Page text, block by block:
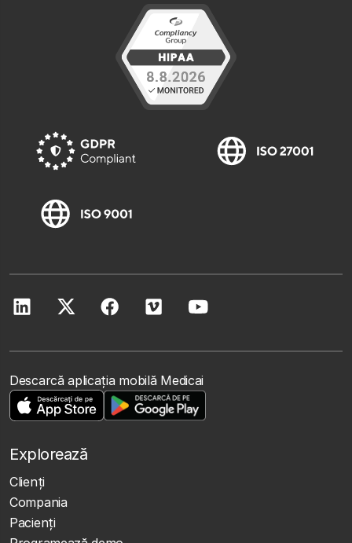
Descarcă aplicația mobilă Medicai
Explorează
Clienţi
Compania
Pacienți